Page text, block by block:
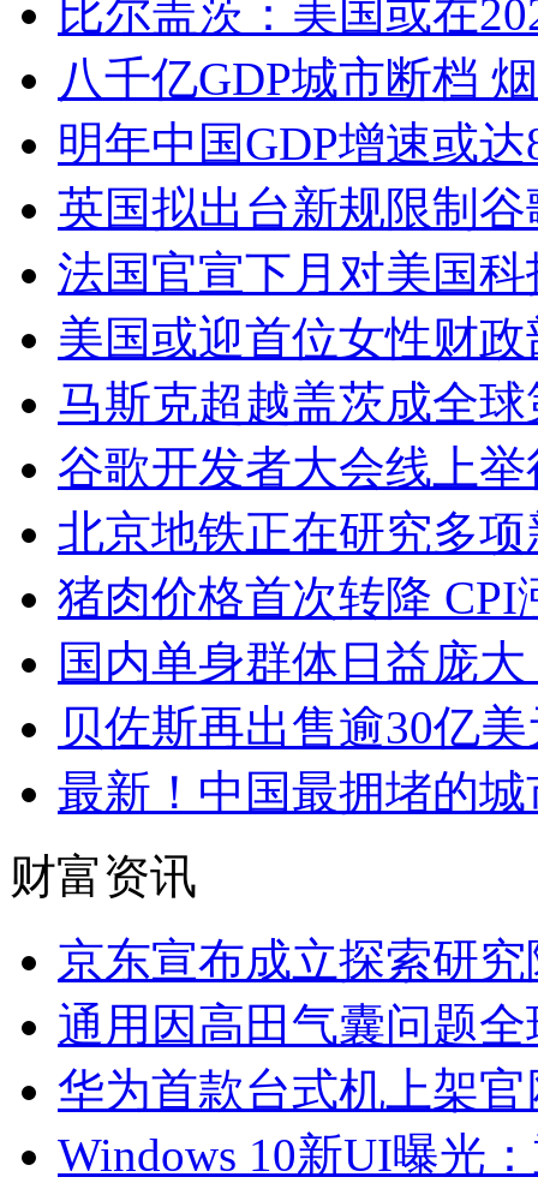
比尔盖茨：美国或在
八千亿GDP城市断档
明年中国GDP增速或
英国拟出台新规限制谷
法国官宣下月对美国
美国或迎首位女性财
马斯克超越盖茨成全
谷歌开发者大会线上举
北京地铁正在研究多
猪肉价格首次转降
国内单身群体日益庞
贝佐斯再出售逾30亿
最新！中国最拥堵的
财富资讯
京东宣布成立探索研
通用因高田气囊问题
华为首款台式机上架
Windows 10新UI曝光